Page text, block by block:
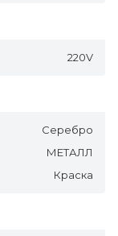
220V
Серебро
МЕТАЛЛ
Краска